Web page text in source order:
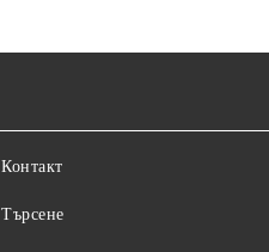
Контакт
Търсене